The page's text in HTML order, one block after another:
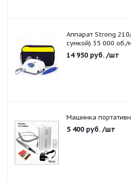
Аппарат Strong
сумкой) 35 000 об./
14 950 руб. /шт
Машинка
5 400 руб. /шт